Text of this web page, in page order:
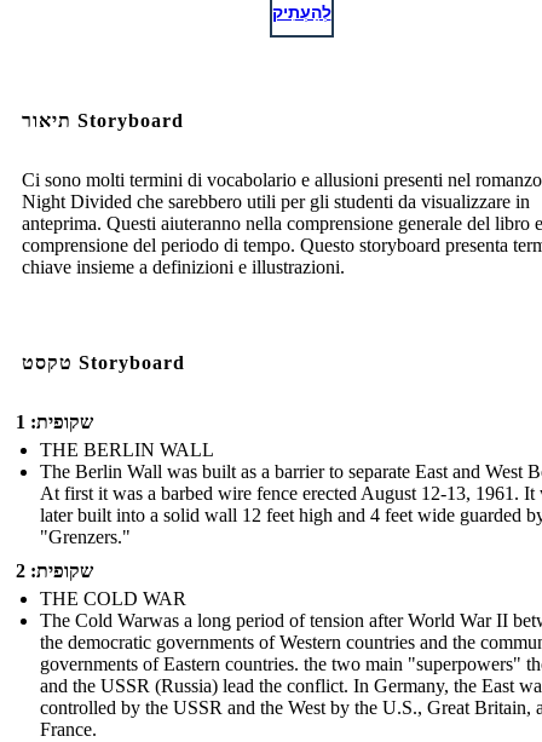
לְהַעְתִיק
תיאור Storyboard
Ci sono molti termini di vocabolario e allusioni presenti nel
Night Divided che sarebbero utili per gli studenti da visualizzare in
anteprima. Questi aiuteranno nella comprensione generale del libro
comprensione del periodo di tempo. Questo storyboard presenta
chiave insieme a definizioni e illustrazioni.
טקסט Storyboard
שקופית: 1
THE BERLIN WALL
The Berlin Wall was built as a barrier to separate East and West
At first it was a barbed wire fence erected August 12-13, 1961. It
later built into a solid wall 12 feet high and 4 feet wide guarded
"Grenzers."
שקופית: 2
THE COLD WAR
The Cold Warwas a long period of tension after World War II
the democratic governments of Western countries and the
governments of Eastern countries. the two main "superpowers"
and the USSR (Russia) lead the conflict. In Germany, the East
controlled by the USSR and the West by the U.S., Great Britain,
France.